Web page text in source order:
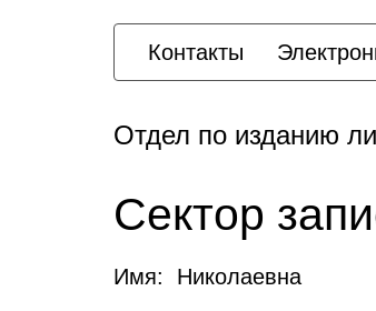
Контакты
Отдел по изданию
Сектор
Имя: Николаевна